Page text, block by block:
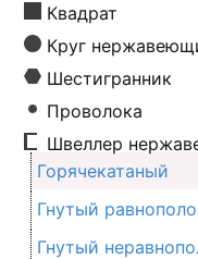
Квадрат
Круг
Шестигранник
Проволока
Швеллер
Горячекатаный
Гнутый
Гнутый